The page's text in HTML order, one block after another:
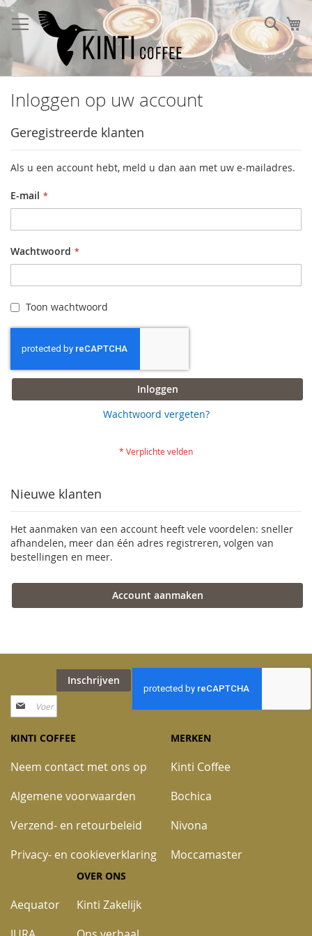
Ga
naar
de
inhoud
Inloggen op uw account
Geregistreerde klanten
Als u een account hebt, meld u dan aan met uw e-mailadres.
E-mail
Wachtwoord
Toon wachtwoord
Inloggen
Wachtwoord vergeten?
Nieuwe klanten
Het aanmaken van een account heeft vele voordelen: sneller
afhandelen, meer dan één adres registreren, volgen van
bestellingen en meer.
Account aanmaken
Abonneer
u
onze
Inschrijven
KINTI COFFEE
Neem contact met ons op
Algemene voorwaarden
Verzend- en retourbeleid
Privacy- en cookieverklaring
MERKEN
Kinti Coffee
Bochica
Nivona
Moccamaster
Aequator
OVER ONS
Kinti Zakelijk